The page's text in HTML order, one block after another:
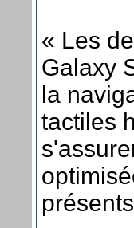
« Les
Galaxy
la
tactiles